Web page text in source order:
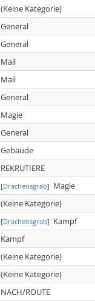
(Keine Kategorie)
General
General
Mail
Mail
General
Magie
General
Gebäude
REKRUTIERE
[Drachensgrab] Magie
(Keine Kategorie)
[Drachensgrab] Kampf
Kampf
(Keine Kategorie)
(Keine Kategorie)
NACH/ROUTE